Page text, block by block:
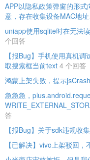
APP以隐私政策弹窗的形
意，存在收集设备MAC地
uniapp使用sqlite时在无法
个回答
【报Bug】手机使用真机
取搜索框当前text 4 个回答
鸿蒙上架失败，提示jsCrash
急急急，
答
【报Bug】关于sdk违规收
【已解决】vivo上架驳回